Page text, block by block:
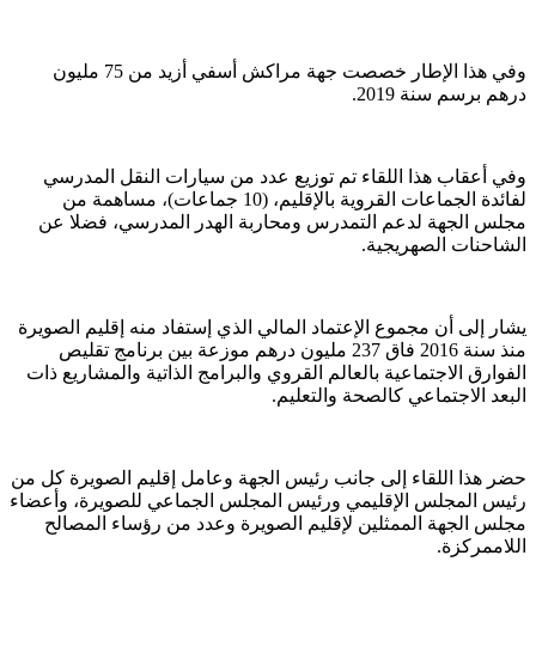
وفي هذا الإطار خصصت جهة مراكش أسفي أزيد من 75 مليون
درهم برسم سنة 2019.
وفي أعقاب هذا اللقاء تم توزيع عدد من سيارات النقل المدرسي
لفائدة الجماعات القروية بالإقليم، (10 جماعات)، مساهمة من
مجلس الجهة لدعم التمدرس ومحاربة الهدر المدرسي، فضلا عن
الشاحنات الصهريجية.
يشار إلى أن مجموع الإعتماد المالي الذي إستفاد منه إقليم الصويرة
منذ سنة 2016 فاق 237 مليون درهم موزعة بين برنامج تقليص
الفوارق الاجتماعية بالعالم القروي والبرامج الذاتية والمشاريع ذات
البعد الاجتماعي كالصحة والتعليم.
حضر هذا اللقاء إلى جانب رئيس الجهة وعامل إقليم الصويرة كل من
رئيس المجلس الإقليمي ورئيس المجلس الجماعي للصويرة، وأعضاء
مجلس الجهة الممثلين لإقليم الصويرة وعدد من رؤساء المصالح
اللاممركزة.